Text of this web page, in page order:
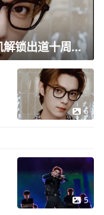
从复古休闲到先锋正装，许凯解锁出道十周年大片
6
5